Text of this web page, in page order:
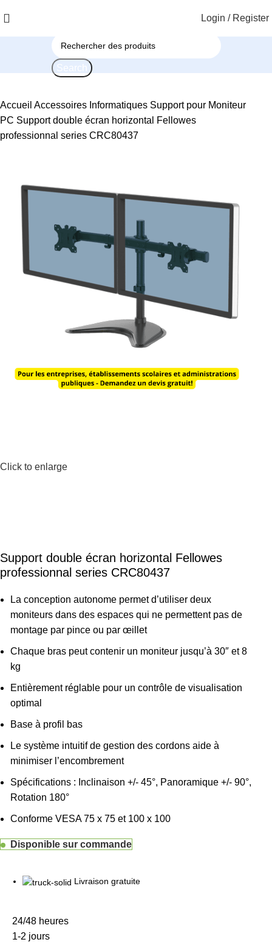
Login / Register
Search
AccueilAccessoires Informatiques Support pour Moniteur
PC Support double écran horizontal Fellowes
professionnal series CRC80437
Click to enlarge
Support double écran horizontal Fellowes
professionnal series CRC80437
La conception autonome permet d’utiliser deux
moniteurs dans des espaces qui ne permettent pas de
montage par pince ou par œillet
Chaque bras peut contenir un moniteur jusqu’à 30″ et 8
kg
Entièrement réglable pour un contrôle de visualisation
optimal
Base à profil bas
Le système intuitif de gestion des cordons aide à
minimiser l’encombrement
Spécifications : Inclinaison +/- 45°, Panoramique +/- 90°,
Rotation 180°
Conforme VESA 75 x 75 et 100 x 100
Disponible sur commande
Livraison gratuite
24/48 heures
1-2 jours